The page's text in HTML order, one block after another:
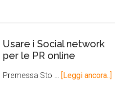
Usare i Social network
per le PR online
Premessa Sto … [Leggi ancora..]